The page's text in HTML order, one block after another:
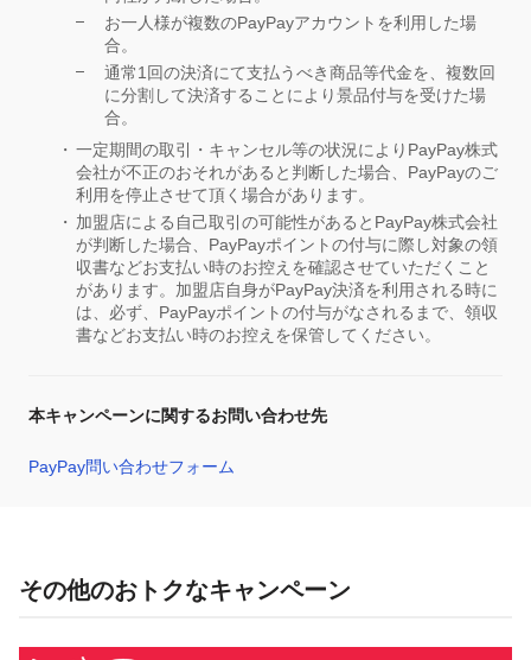
お一人様が複数のPayPayアカウントを利用した場
合。
通常1回の決済にて支払うべき商品等代金を、複数回
に分割して決済することにより景品付与を受けた場
合。
一定期間の取引・キャンセル等の状況によりPayPay株式
会社が不正のおそれがあると判断した場合、PayPayのご
利用を停止させて頂く場合があります。
加盟店による自己取引の可能性があるとPayPay株式会社
が判断した場合、PayPayポイントの付与に際し対象の領
収書などお支払い時のお控えを確認させていただくこと
があります。加盟店自身がPayPay決済を利用される時に
は、必ず、PayPayポイントの付与がなされるまで、領収
書などお支払い時のお控えを保管してください。
本キャンペーンに関するお問い合わせ先
PayPay問い合わせフォーム
その他のおトクなキャンペーン